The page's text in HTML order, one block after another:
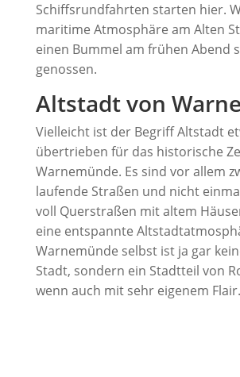
Schiffsrundfahrten starten hier.
maritime Atmosphäre am Alten
einen Bummel am frühen Abend
genossen.
Altstadt von
Vielleicht ist der Begriff Altstadt
übertrieben für das historische
Warnemünde. Es sind vor allem
laufende Straßen und nicht
voll Querstraßen mit altem
eine entspannte
Warnemünde selbst ist ja gar
Stadt, sondern ein Stadtteil von
wenn auch mit sehr eigenem Flair.